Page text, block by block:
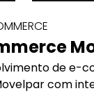
de e-
com